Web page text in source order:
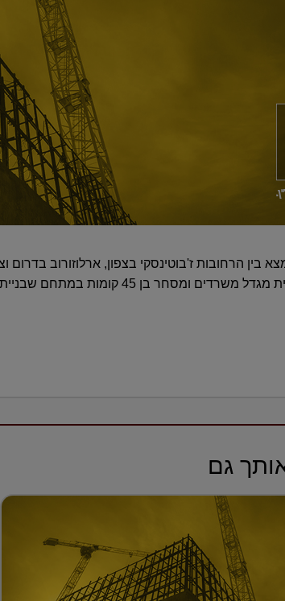
45 קומות במתחם שבנייתו צפויה לצאת לדרך בחודשים הקרובים – ותימשך עד כחמש שנים
אותך גם